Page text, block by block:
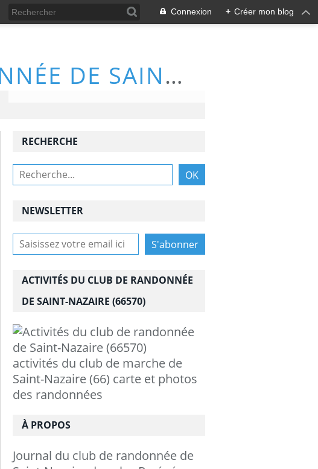
Connexion + Créer mon blog
ACTIVITÉS DU CLUB DE RANDONNÉE DE SAINT-NAZAIRE (66570)
NEWSLETTER
RECHERCHE
ACTIVITÉS DU CLUB DE RANDONNÉE
DE SAINT-NAZAIRE (66570)
activités du club de marche de
Saint-Nazaire (66) carte et photos
des randonnées
À PROPOS
Journal du club de randonnée de